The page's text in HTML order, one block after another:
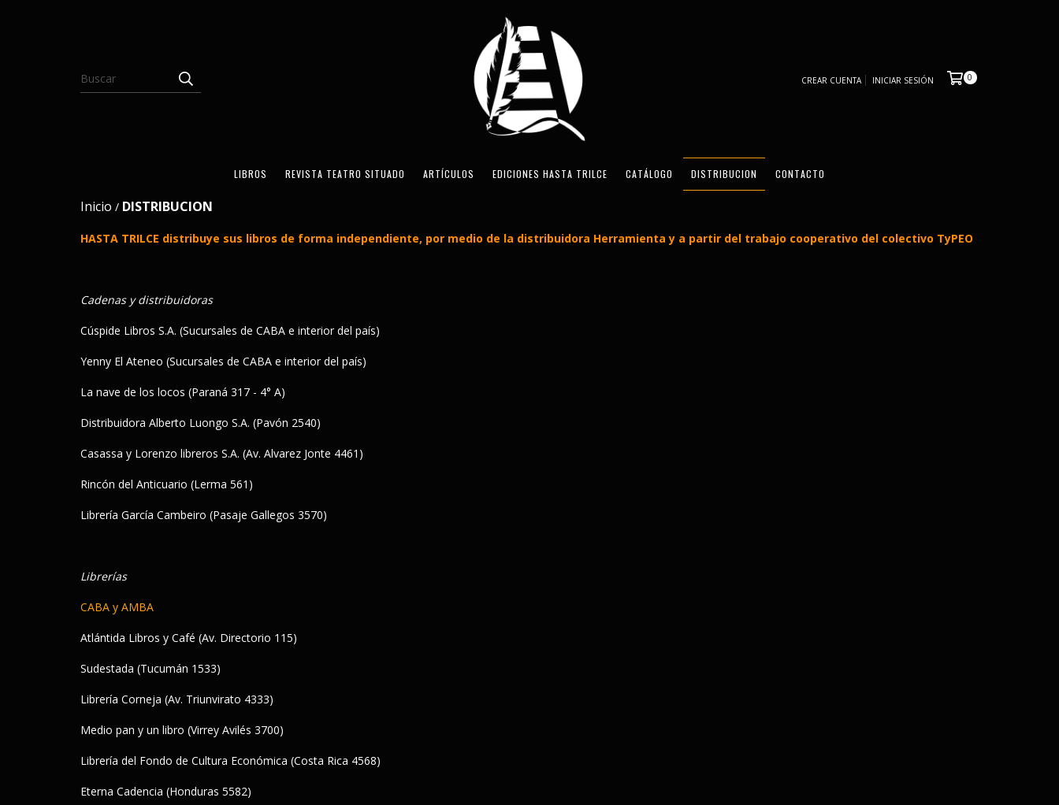
CREAR CUENTA INICIAR SESIÓN 0
LIBROS REVISTA TEATRO SITUADO ARTÍCULOS EDICIONES HASTA TRILCE CATÁLOGO DISTRIBUCION CONTACTO
Inicio / DISTRIBUCION
HASTA TRILCE distribuye sus libros de forma independiente, por medio de la distribuidora Herramienta y a partir del trabajo cooperativo del colectivo TyPEO
Cadenas y distribuidoras
Cúspide Libros S.A. (Sucursales de CABA e interior del país)
Yenny El Ateneo (Sucursales de CABA e interior del país)
La nave de los locos (Paraná 317 - 4° A)
Distribuidora Alberto Luongo S.A. (Pavón 2540)
Casassa y Lorenzo libreros S.A. (Av. Alvarez Jonte 4461)
Rincón del Anticuario (Lerma 561)
Librería García Cambeiro (Pasaje Gallegos 3570)
Librerías
CABA y AMBA
Atlántida Libros y Café (Av. Directorio 115)
Sudestada (Tucumán 1533)
Librería Corneja (Av. Triunvirato 4333)
Medio pan y un libro (Virrey Avilés 3700)
Librería del Fondo de Cultura Económica (Costa Rica 4568)
Eterna Cadencia (Honduras 5582)